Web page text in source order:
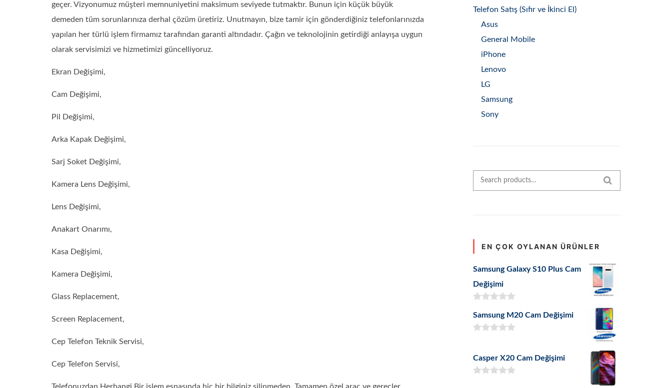
geçer. Vizyonumuz müşteri memnuniyetini maksimum seviyede tutmaktır. Bunun için küçük büyük
demeden tüm sorunlarınıza derhal çözüm üretiriz. Unutmayın, bize tamir için gönderdiğiniz telefonlarınızda
yapılan her türlü işlem firmamız tarafından garanti altındadır. Çağın ve teknolojinin getirdiği anlayışa uygun
olarak servisimizi ve hizmetimizi güncelliyoruz.
Ekran Değişimi,
Cam Değişimi,
Pil Değişimi,
Arka Kapak Değişimi,
Sarj Soket Değişimi,
Kamera Lens Değişimi,
Lens Değişimi,
Anakart Onarımı,
Kasa Değişimi,
Kamera Değişimi,
Glass Replacement,
Screen Replacement,
Cep Telefon Teknik Servisi,
Cep Telefon Servisi,
Telefon Satış (Sıfır ve İkinci El)
Asus
General Mobile
iPhone
Lenovo
LG
Samsung
Sony
Search for:
EN ÇOK OYLANAN ÜRÜNLER
Samsung Galaxy S10 Plus Cam
Değişimi
5.00oy aldı
Samsung M20 Cam Değişimi
Casper X20 Cam Değişimi